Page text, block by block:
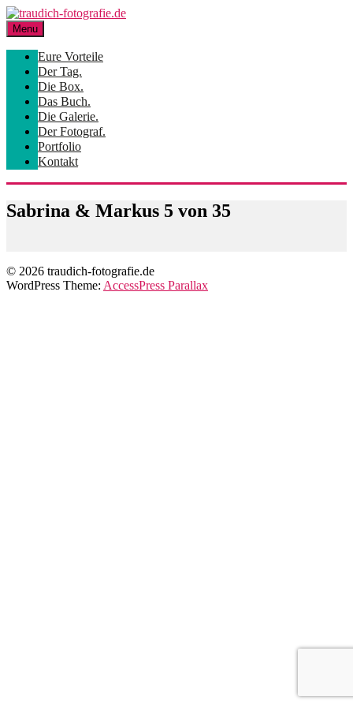
Skip
to
content
Menu
Eure Vorteile
Der Tag.
Die Box.
Das Buch.
Die Galerie.
Der Fotograf.
Portfolio
Kontakt
Sabrina & Markus 5 von 35
© 2026 traudich-fotografie.de
WordPress Theme: AccessPress Parallax